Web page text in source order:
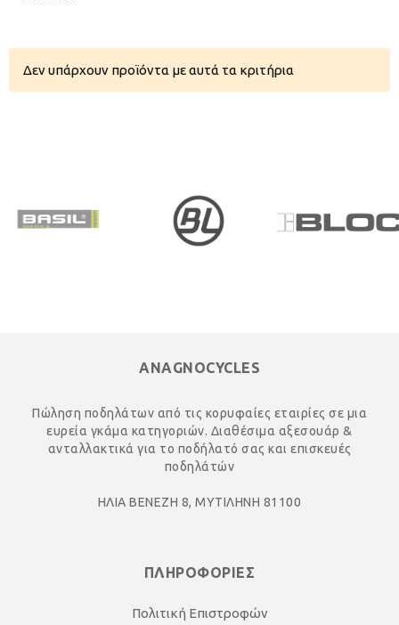
Δεν υπάρχουν προϊόντα με αυτά τα κριτήρια
ANAGNOCYCLES
Πώληση ποδηλάτων από τις κορυφαίες εταιρίες σε μια
ευρεία γκάμα κατηγοριών. Διαθέσιμα αξεσουάρ &
ανταλλακτικά για το ποδήλατό σας και επισκευές
ποδηλάτών
ΗΛΙΑ ΒΕΝΕΖΗ 8, ΜΥΤΙΛΗΝΗ 81100
ΠΛΗΡΟΦΟΡΙΕΣ
Πολιτική Επιστροφών